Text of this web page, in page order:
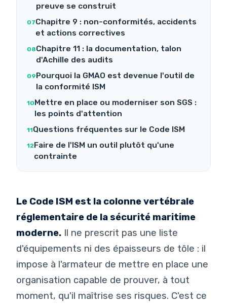
preuve se construit
Chapitre 9 : non-conformités, accidents
et actions correctives
Chapitre 11 : la documentation, talon
d'Achille des audits
Pourquoi la GMAO est devenue l'outil de
la conformité ISM
Mettre en place ou moderniser son SGS :
les points d'attention
Questions fréquentes sur le Code ISM
Faire de l'ISM un outil plutôt qu'une
contrainte
Le Code ISM est la colonne vertébrale
réglementaire de la sécurité maritime
moderne. Il ne prescrit pas une liste
d'équipements ni des épaisseurs de tôle : il
impose à l'armateur de mettre en place une
organisation capable de prouver, à tout
moment, qu'il maîtrise ses risques. C'est ce